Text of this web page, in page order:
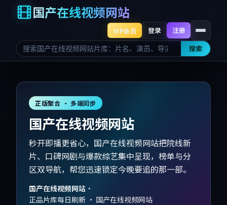
国产在线视频网站
搜索
VIP会员 登录 注册
正版聚合 · 多端同步
国产在线视频网站
秒开即播更省心，国产在线视频网站把院线新
片、口碑网剧与爆款综艺集中呈现，榜单与分
区双导航，帮您迅速锁定今晚要追的那一部。
国产在线视频网站 ·
正品片库每日刷新 · 国产在线视频网站